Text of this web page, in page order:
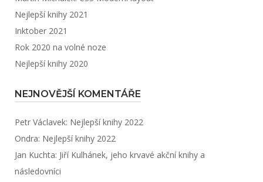
Nejlepší knihy 2021
Inktober 2021
Rok 2020 na volné noze
Nejlepší knihy 2020
NEJNOVĚJŠÍ KOMENTÁŘE
Petr Václavek: Nejlepší knihy 2022
Ondra: Nejlepší knihy 2022
Jan Kuchta: Jiří Kulhánek, jeho krvavé akční knihy a
následovníci